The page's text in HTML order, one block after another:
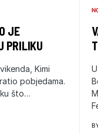
JE
PRILIKU
Kimi
pobjedama.
što…